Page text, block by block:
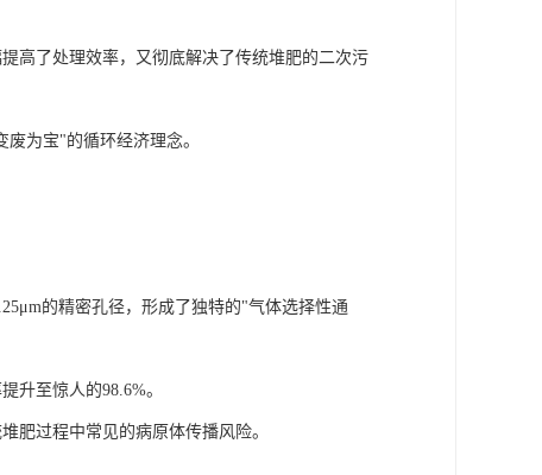
高了处理效率，又彻底解决了传统堆肥的二次污
为宝"的循环经济理念。
的精密孔径，形成了独特的"气体选择性通
升至惊人的98.6%。
肥过程中常见的病原体传播风险。